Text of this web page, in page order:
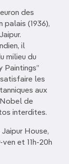
des
palais (1936),
il
milieu du
Paintings”
les
aux
de
interdites.
Jaipur House,
ven et 11h-20h